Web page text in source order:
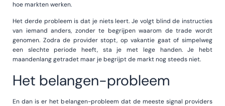
hoe markten werken.
Het derde probleem is dat je niets leert. Je volgt blind de instructies
van iemand anders, zonder te begrijpen waarom de trade wordt
genomen. Zodra de provider stopt, op vakantie gaat of simpelweg
een slechte periode heeft, sta je met lege handen. Je hebt
maandenlang getradet maar je begrijpt de markt nog steeds niet.
Het belangen-probleem
En dan is er het belangen-probleem dat de meeste signal providers